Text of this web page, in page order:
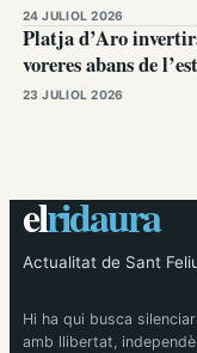
24 JULIOL 2026
Platja d’Aro
voreres abans de
23 JULIOL 2026
elridaura
Actualitat de Sant
Hi ha qui busca
amb llibertat,